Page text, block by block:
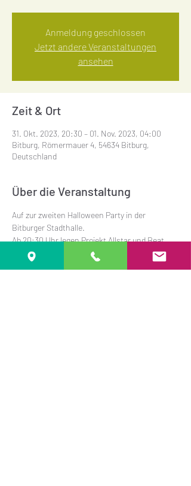
Anmeldung geschlossen
Jetzt andere Veranstaltungen
ansehen
Zeit & Ort
31. Okt. 2023, 20:30 – 01. Nov. 2023, 04:00
Bitburg, Römermauer 4, 54634 Bitburg,
Deutschland
Über die Veranstaltung
Auf zur zweiten Halloween Party in der
Bitburger Stadthalle.
Ab 20:30 Uhr legen Projekt Allstar und Beat
Brother DJ's für alle Grusel-Fans auf.
Tickets nur an der Abendkasse verfügbar, kein